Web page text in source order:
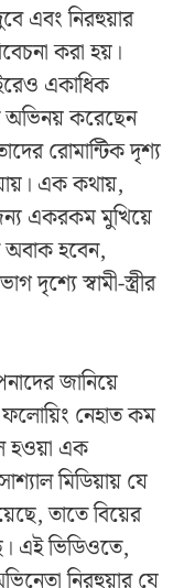
এবং নিরহুয়ার
করা হয়।
একাধিক
অভিনয় করেছেন
রোমান্টিক দৃশ্য
এক কথায়,
একরকম মুখিয়ে
অবাক হবেন,
দৃশ্যে স্বামী-স্ত্রীর
জানিয়ে
নেহাত কম
হওয়া এক
মিডিয়ায় যে
তাতে বিয়ের
এই ভিডিওতে,
নিরহুয়ার যে